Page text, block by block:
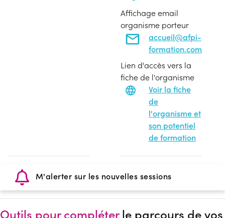
Affichage email
organisme porteur
accueil@afpi-
formation.com
Lien d'accès vers la
fiche de l'organisme
Voir la fiche
de
l'organisme et
son potentiel
de formation
M'alerter sur les nouvelles sessions
Outils pour compléterle parcours de vos